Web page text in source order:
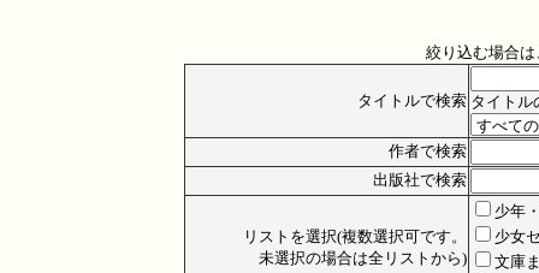
絞り込む場合
タイトルで検索 タイトル
作者で検索
出版社で検索
リストを選択(複数選択可です。
未選択の場合は全リストから)
少年
少女
文庫